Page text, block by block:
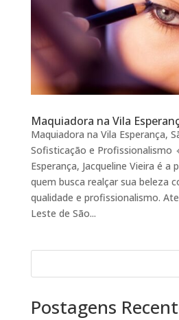
Maquiadora na Vila
Maquiadora na Vila Esperança,
Sofisticação e Profissionalismo
Esperança, Jacqueline Vieira é a
quem busca realçar sua beleza
qualidade e profissionalismo.
Leste de São...
Postagens